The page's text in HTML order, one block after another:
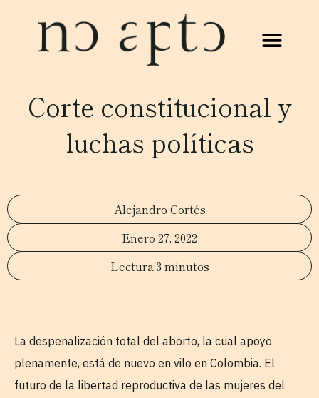
Corte constitucional y
luchas políticas
Alejandro Cortés
Enero 27, 2022
3 minutos
La despenalización total del aborto, la cual apoyo
plenamente, está de nuevo en vilo en Colombia. El
futuro de la libertad reproductiva de las mujeres del